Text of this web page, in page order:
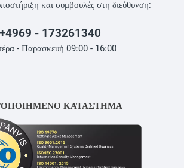
και συμβουλές στη διεύθυνση:
+4969 - 173261340
- Παρασκευή 09:00 - 16:00
ΚΑΤΑΣΤΗΜΑ